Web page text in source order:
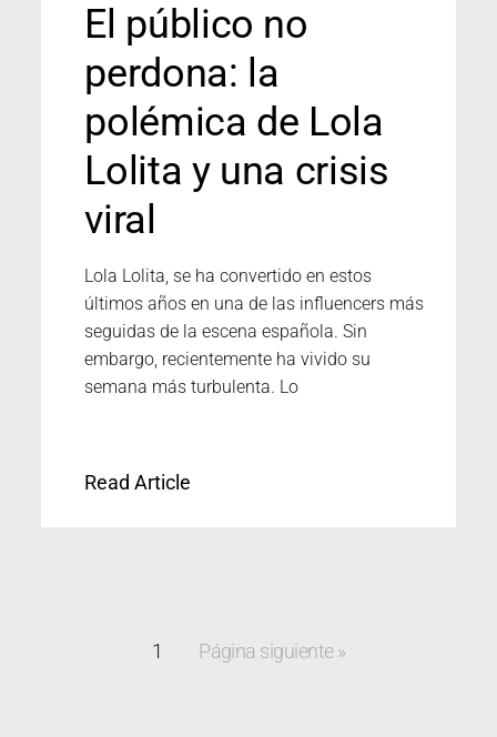
El público no
perdona: la
polémica de Lola
Lolita y una crisis
viral
Lola Lolita, se ha convertido en estos
últimos años en una de las influencers más
seguidas de la escena española. Sin
embargo, recientemente ha vivido su
semana más turbulenta. Lo
Read Article
1 Página siguiente »